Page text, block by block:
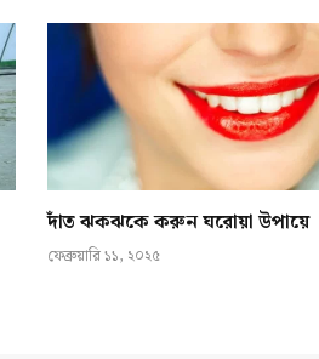
দাঁত ঝকঝকে করুন ঘরোয়া উপায়ে
ফেব্রুয়ারি ১১, ২০২৫